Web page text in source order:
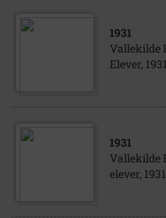
1931
Vallekilde
Elever, 1931
1931
Vallekilde
elever, 1931